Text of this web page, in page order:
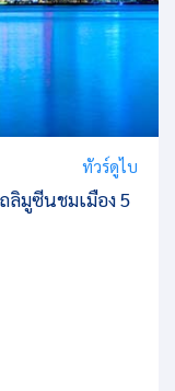
ทัวร์ดูไบ
ลิมูซีนชมเมือง 5